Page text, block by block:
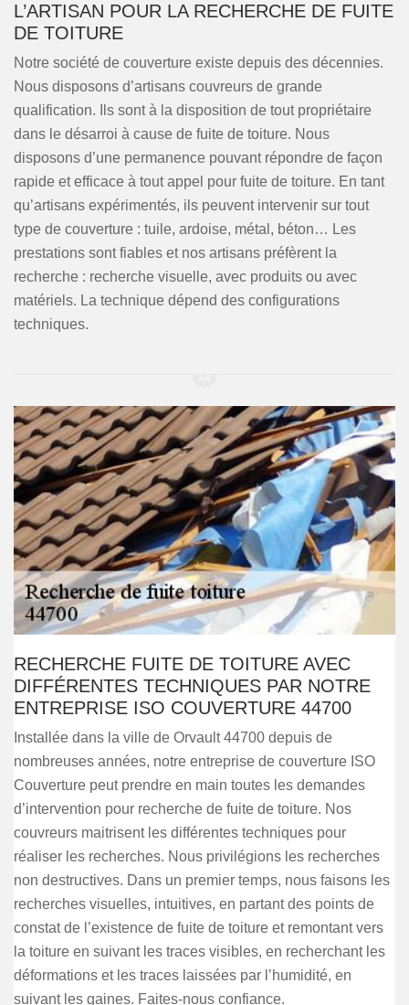
L’ARTISAN POUR LA RECHERCHE DE FUITE
DE TOITURE
Notre société de couverture existe depuis des décennies.
Nous disposons d’artisans couvreurs de grande
qualification. Ils sont à la disposition de tout propriétaire
dans le désarroi à cause de fuite de toiture. Nous
disposons d’une permanence pouvant répondre de façon
rapide et efficace à tout appel pour fuite de toiture. En tant
qu’artisans expérimentés, ils peuvent intervenir sur tout
type de couverture : tuile, ardoise, métal, béton… Les
prestations sont fiables et nos artisans préfèrent la
recherche : recherche visuelle, avec produits ou avec
matériels. La technique dépend des configurations
techniques.
RECHERCHE FUITE DE TOITURE AVEC
DIFFÉRENTES TECHNIQUES PAR NOTRE
ENTREPRISE ISO COUVERTURE 44700
Installée dans la ville de Orvault 44700 depuis de
nombreuses années, notre entreprise de couverture ISO
Couverture peut prendre en main toutes les demandes
d’intervention pour recherche de fuite de toiture. Nos
couvreurs maitrisent les différentes techniques pour
réaliser les recherches. Nous privilégions les recherches
non destructives. Dans un premier temps, nous faisons les
recherches visuelles, intuitives, en partant des points de
constat de l’existence de fuite de toiture et remontant vers
la toiture en suivant les traces visibles, en recherchant les
déformations et les traces laissées par l’humidité, en
suivant les gaines. Faites-nous confiance.